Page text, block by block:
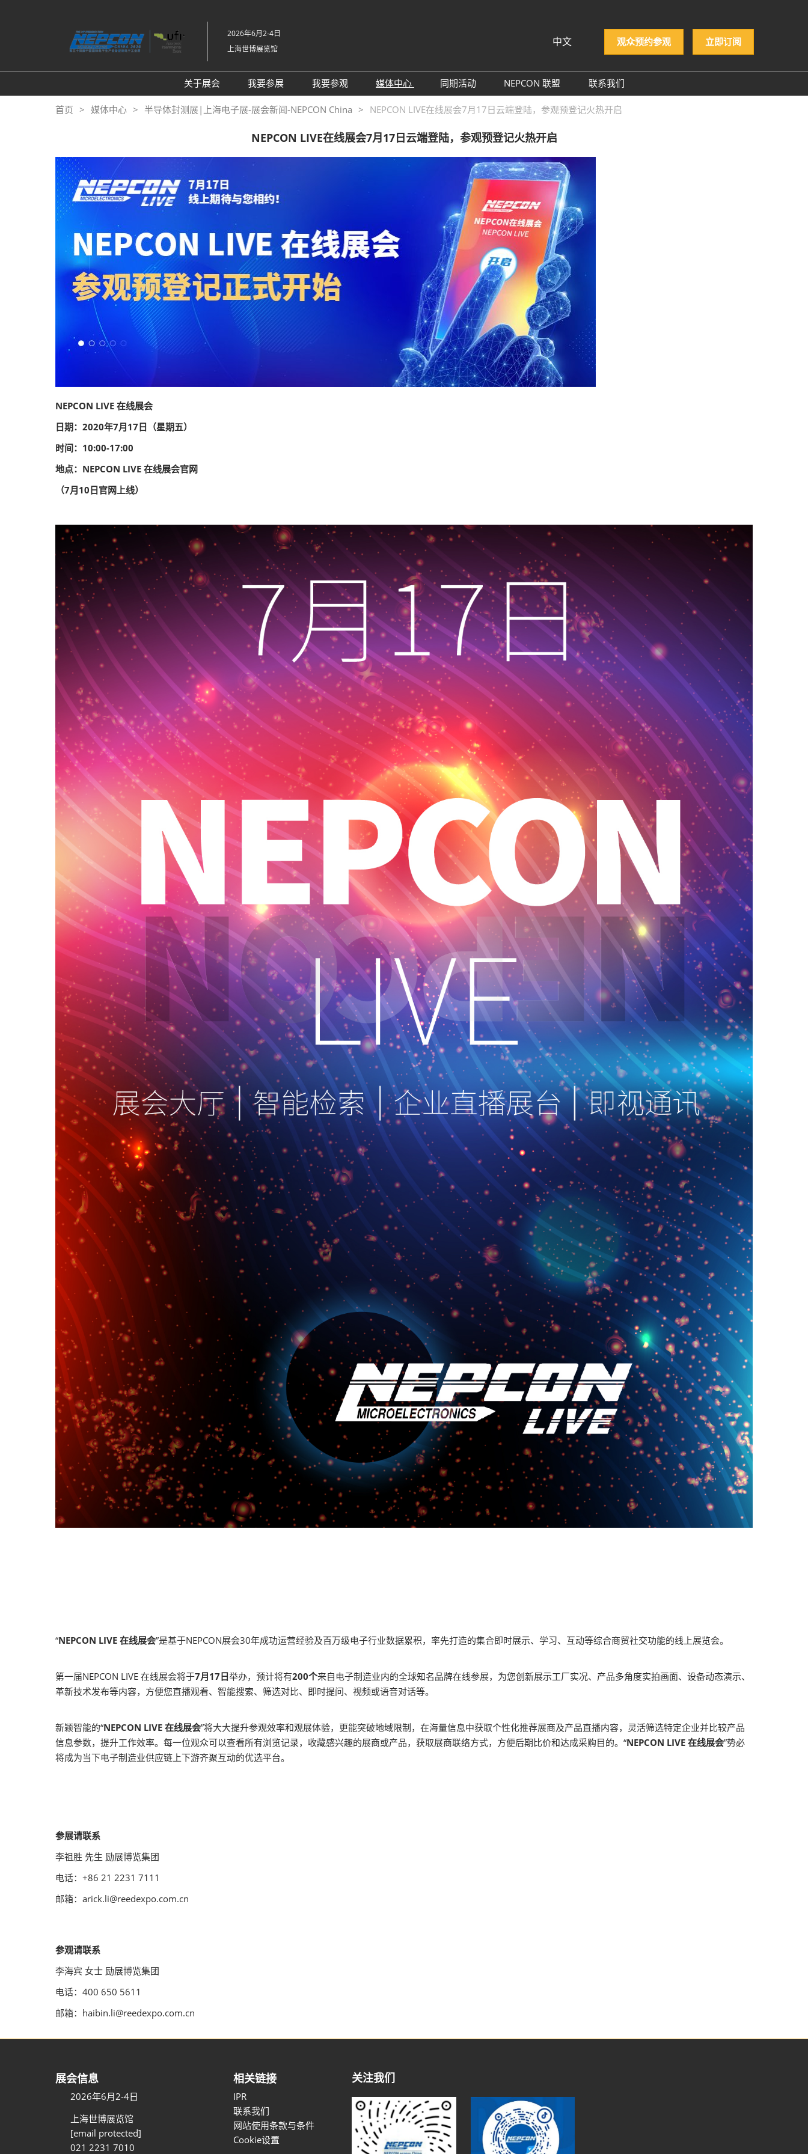
容
2026年6月2-4日
上海世博展览馆
中文
English
Tiếng Việt
ภาษาไทย
日本語
korean
Русский
观众预约参观 立即订阅
关于展会
展会介绍
展品范围
我要参展
参展申请
商贸配对
智慧会刊
我要参观
参观预登记
智慧会刊
TAP特邀贵宾&商务配对服务
媒体中心
行业新闻
合作媒体
同期活动
同期活动议程
国际交流活动
NEPCON 联盟
NEPCON 企业名录
联系我们
首页 媒体中心 半导体封测展|上海电子展-展会新闻-NEPCON China NEPCON LIVE在线展会7月17日云端登陆，参观预登记火热开启
NEPCON LIVE在线展会7月17日云端登陆，参观预登记火热开启
NEPCON LIVE 在线展会
日期：2020年7月17日（星期五）
时间：10:00-17:00
地点：NEPCON LIVE 在线展会官网
（7月10日官网上线）
“NEPCON LIVE 在线展会”是基于NEPCON展会30年成功运营经验及百万级电子行业数据累积，率先打造的集合即时展示、学习、互动等综合商贸社交功能的线上展览会。
第一届NEPCON LIVE 在线展会将于7月17日举办，预计将有200个来自电子制造业内的全球知名品牌在线参展，为您创新展示工厂实况、产品多角度实拍画面、设备动态演示、
革新技术发布等内容，方便您直播观看、智能搜索、筛选对比、即时提问、视频或语音对话等。
新颖智能的“NEPCON LIVE 在线展会”将大大提升参观效率和观展体验，更能突破地域限制，在海量信息中获取个性化推荐展商及产品直播内容，灵活筛选特定企业并比较产品
信息参数，提升工作效率。每一位观众可以查看所有浏览记录，收藏感兴趣的展商或产品，获取展商联络方式，方便后期比价和达成采购目的。“NEPCON LIVE 在线展会”势必
将成为当下电子制造业供应链上下游齐聚互动的优选平台。
参展请联系
李祖胜 先生 励展博览集团
电话：+86 21 2231 7111
邮箱：arick.li@reedexpo.com.cn
参观请联系
李海宾 女士 励展博览集团
电话：400 650 5611
邮箱：haibin.li@reedexpo.com.cn
展会信息
2026年6月2-4日
上海世博展览馆
[email protected]
021 2231 7010
相关链接
IPR
联系我们
网站使用条款与条件
Cookie设置
关注我们